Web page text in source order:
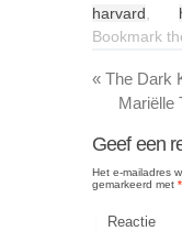
harvard
Bookmark
« The Dark
Mariëlle
Geef een
Het e-mailadres
gemarkeerd met *
Reactie